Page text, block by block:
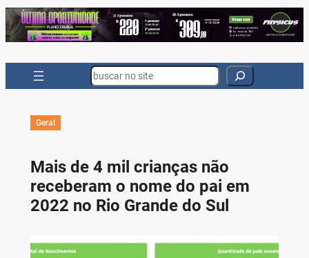
Search
Geral
Mais de 4 mil crianças não
receberam o nome do pai em
2022 no Rio Grande do Sul